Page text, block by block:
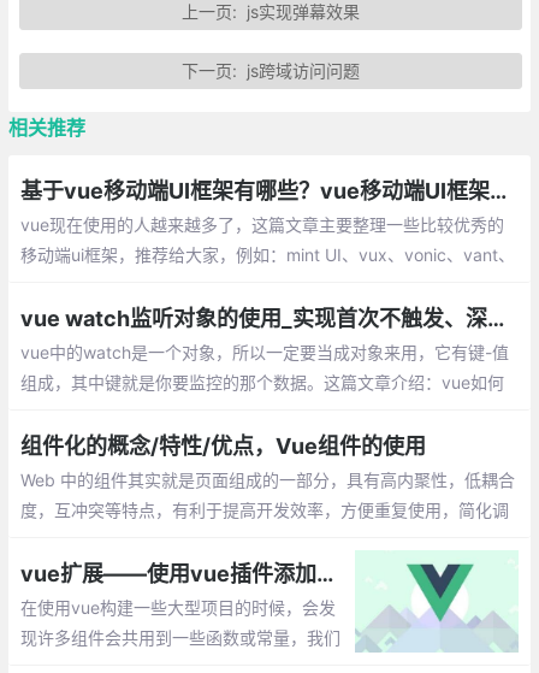
上一页: js实现弹幕效果
下一页: js跨域访问问题
相关推荐
基于vue移动端UI框架有哪些？vue移动端UI框架总汇
vue现在使用的人越来越多了，这篇文章主要整理一些比较优秀的
移动端ui框架，推荐给大家，例如：mint UI、vux、vonic、vant、
vue watch监听对象的使用_实现首次不触发、深度监听
vue中的watch是一个对象，所以一定要当成对象来用，它有键-值
组成，其中键就是你要监控的那个数据。这篇文章介绍：vue如何
组件化的概念/特性/优点，Vue组件的使用
Web 中的组件其实就是页面组成的一部分，具有高内聚性，低耦合
度，互冲突等特点，有利于提高开发效率，方便重复使用，简化调
元素，封装可重用的代码。
vue扩展——使用vue插件添加全局方法属性
在使用vue构建一些大型项目的时候，会发
现许多组件会共用到一些函数或常量，我们